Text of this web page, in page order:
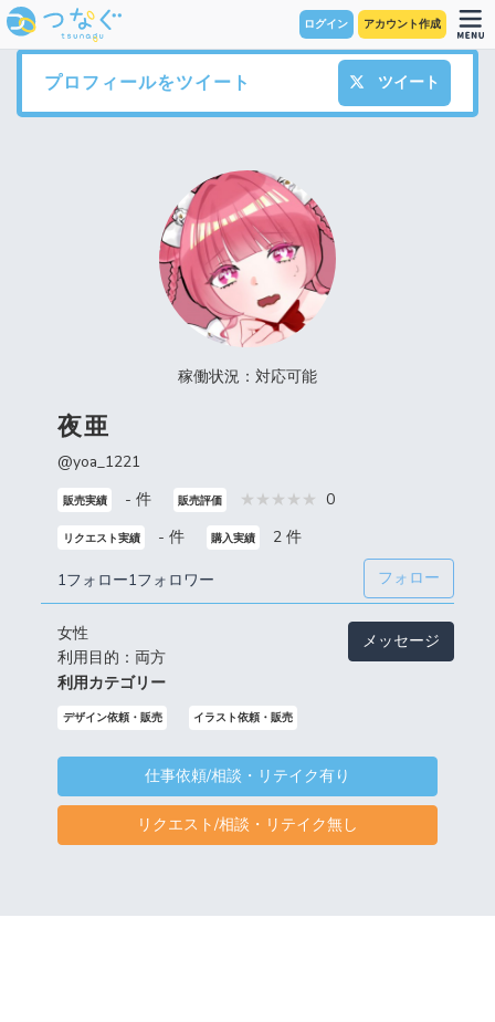
ログイン アカウント作成
プロフィールをツイート ツイート
稼働状況：対応可能
夜亜
@yoa_1221
販売実績 - 件 販売評価 0
リクエスト実績 - 件 購入実績 2 件
1フォロー1フォロワー フォロー
女性
利用目的：両方
メッセージ
利用カテゴリー
デザイン依頼・販売 イラスト依頼・販売
仕事依頼/相談・リテイク有り
リクエスト/相談・リテイク無し